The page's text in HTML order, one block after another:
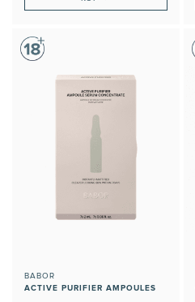
BABOR
ACTIVE PURIFIER AMPOULES